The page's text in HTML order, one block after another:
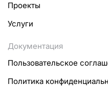
Проекты
Услуги
Документация
Пользовательское
Политика